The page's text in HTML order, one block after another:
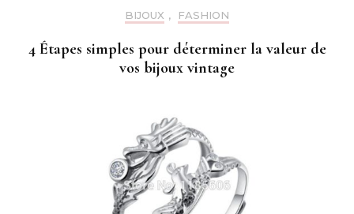
BIJOUX , FASHION
4 Étapes simples pour déterminer la valeur de
vos bijoux vintage